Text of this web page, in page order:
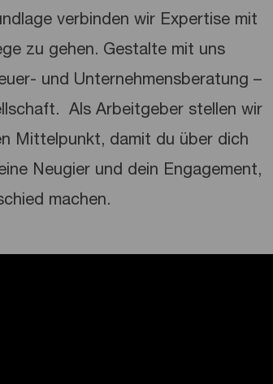
verbinden wir Expertise mit
zu gehen. Gestalte mit uns
und Unternehmensberatung –
Als Arbeitgeber stellen wir
Mittelpunkt, damit du über dich
Neugier und dein Engagement,
machen.